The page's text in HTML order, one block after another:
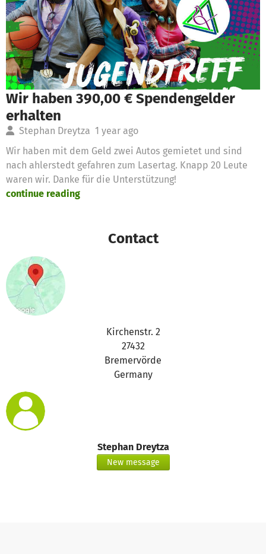
Wir haben 390,00 € Spendengelder
erhalten
Stephan Dreytza 1 year ago
Wir haben mit dem Geld zwei Autos gemietet und sind
nach ahlerstedt gefahren zum Lasertag. Knapp 20 Leute
waren wir. Danke für die Unterstützung!
continue reading
Contact
Kirchenstr. 2
27432
Bremervörde
Germany
Stephan Dreytza
New message